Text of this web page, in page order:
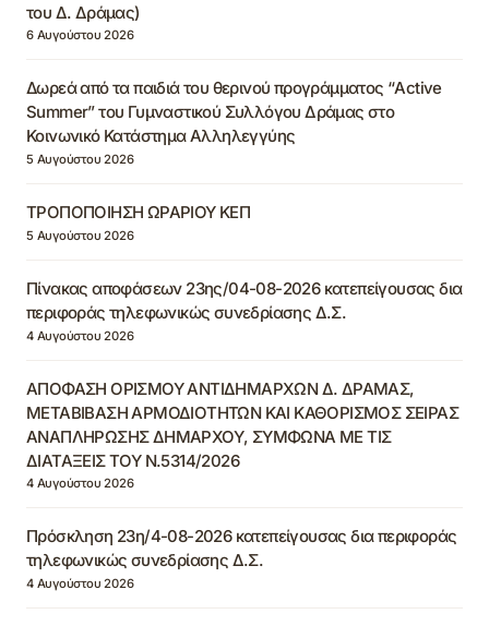
του Δ. Δράμας)
6 Αυγούστου 2026
Δωρεά από τα παιδιά του θερινού προγράμματος “Active
Summer” του Γυμναστικού Συλλόγου Δράμας στο
Κοινωνικό Κατάστημα Αλληλεγγύης
5 Αυγούστου 2026
ΤΡΟΠΟΠΟΙΗΣΗ ΩΡΑΡΙΟΥ ΚΕΠ
5 Αυγούστου 2026
Πίνακας αποφάσεων 23ης/04-08-2026 κατεπείγουσας δια
περιφοράς τηλεφωνικώς συνεδρίασης Δ.Σ.
4 Αυγούστου 2026
ΑΠΟΦΑΣΗ ΟΡΙΣΜΟΥ ΑΝΤΙΔΗΜΑΡΧΩΝ Δ. ΔΡΑΜΑΣ,
ΜΕΤΑΒΙΒΑΣΗ ΑΡΜΟΔΙΟΤΗΤΩΝ ΚΑΙ ΚΑΘΟΡΙΣΜΟΣ ΣΕΙΡΑΣ
ΑΝΑΠΛΗΡΩΣΗΣ ΔΗΜΑΡΧΟΥ, ΣΥΜΦΩΝΑ ΜΕ ΤΙΣ
ΔΙΑΤΑΞΕΙΣ ΤΟΥ Ν.5314/2026
4 Αυγούστου 2026
Πρόσκληση 23η/4-08-2026 κατεπείγουσας δια περιφοράς
τηλεφωνικώς συνεδρίασης Δ.Σ.
4 Αυγούστου 2026